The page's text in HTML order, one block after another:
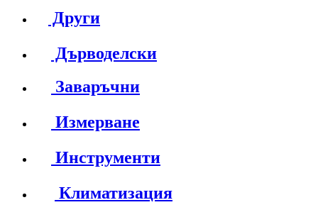
Други
Дърводелски
Заваръчни
Измерване
Инструменти
Климатизация